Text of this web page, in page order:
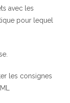
avec les
pour lequel
les consignes